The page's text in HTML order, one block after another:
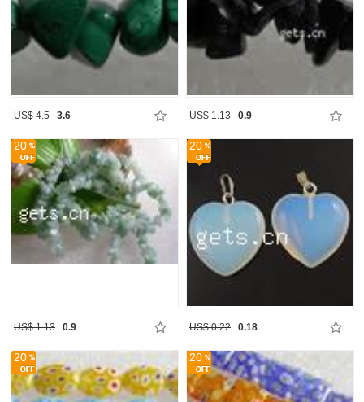
US$ 4.5 3.6 US$ 1.13 0.9
20
US$ 1.13 0.9
20
US$ 0.22 0.18
20 20